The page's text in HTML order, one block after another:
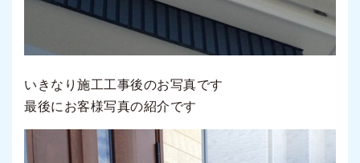
いきなり施工工事後のお写真です
最後にお客様写真の紹介です